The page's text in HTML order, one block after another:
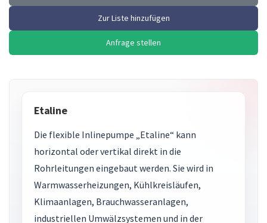
Zur Liste hinzufügen
Anfrage stellen
Etaline
Die flexible Inlinepumpe „Etaline“ kann
horizontal oder vertikal direkt in die
Rohrleitungen eingebaut werden. Sie wird in
Warmwasserheizungen, Kühlkreisläufen,
Klimaanlagen, Brauchwasseranlagen,
industriellen Umwälzsystemen und in der